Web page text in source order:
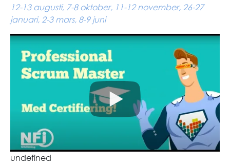
12-13 augusti, 7-8 oktober, 11-12 november, 26-27
januari, 2-3 mars, 8-9 juni
undefined